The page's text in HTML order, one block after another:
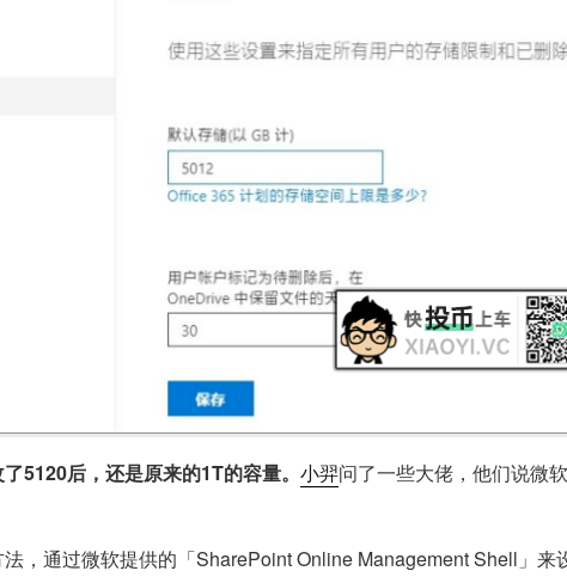
5120后，还是原来的1T的容量。 小羿问了一些大佬，他们说微
，通过微软提供的「SharePoint Online Management Shell」来